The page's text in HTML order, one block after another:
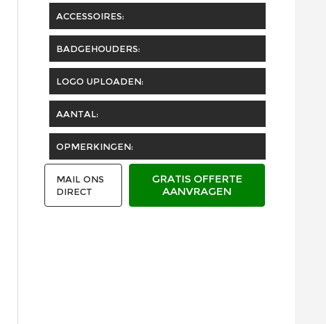
ACCESSOIRES:
BADGEHOUDERS:
LOGO UPLOADEN:
AANTAL:
OPMERKINGEN:
MAIL ONS
DIRECT
GRATIS OFFERTE
AANVRAGEN